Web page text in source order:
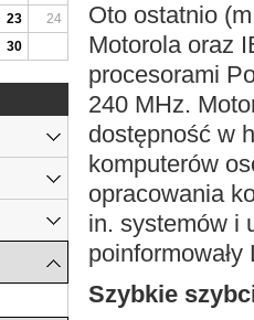
Oto ostatnio
Motorola oraz
procesorami
240 MHz.
dostępność w
komputerów
opracowania
in. systemów i
Szybkie
23
24
30